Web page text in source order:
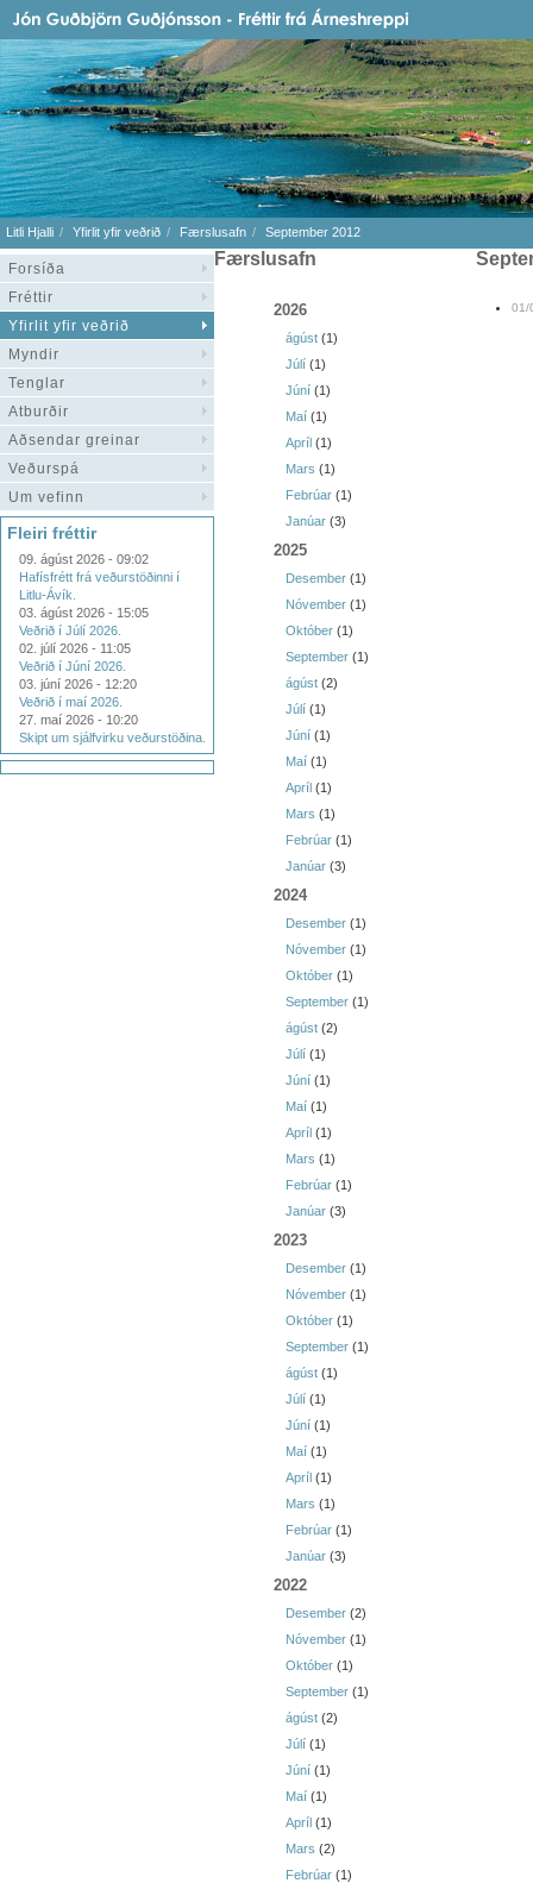
Litli Hjalli Yfirlit yfir veðrið Færslusafn September 2012
Forsíða
Fréttir
Yfirlit yfir veðrið
Myndir
Tenglar
Atburðir
Aðsendar greinar
Veðurspá
Um vefinn
Fleiri fréttir
09. ágúst 2026 - 09:02
Hafísfrétt frá veðurstöðinni í
Litlu-Ávík.
03. ágúst 2026 - 15:05
Veðrið í Júlí 2026.
02. júlí 2026 - 11:05
Veðrið í Júní 2026.
03. júní 2026 - 12:20
Veðrið í maí 2026.
27. maí 2026 - 10:20
Skipt um sjálfvirku veðurstöðina.
Færslusafn
2026
ágúst (1)
Júlí (1)
Júní (1)
Maí (1)
Apríl (1)
Mars (1)
Febrúar (1)
Janúar (3)
2025
Desember (1)
Nóvember (1)
Október (1)
September (1)
ágúst (2)
Júlí (1)
Júní (1)
Maí (1)
Apríl (1)
Mars (1)
Febrúar (1)
Janúar (3)
2024
Desember (1)
Nóvember (1)
Október (1)
September (1)
ágúst (2)
Júlí (1)
Júní (1)
Maí (1)
Apríl (1)
Mars (1)
Febrúar (1)
Janúar (3)
2023
Desember (1)
Nóvember (1)
Október (1)
September (1)
ágúst (1)
Júlí (1)
Júní (1)
Maí (1)
Apríl (1)
Mars (1)
Febrúar (1)
Janúar (3)
2022
Desember (2)
Nóvember (1)
Október (1)
September (1)
ágúst (2)
Júlí (1)
Júní (1)
Maí (1)
Apríl (1)
Mars (2)
Febrúar (1)
01/